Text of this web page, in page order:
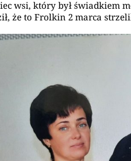
wsi, który był świadkiem
że to Frolkin 2 marca